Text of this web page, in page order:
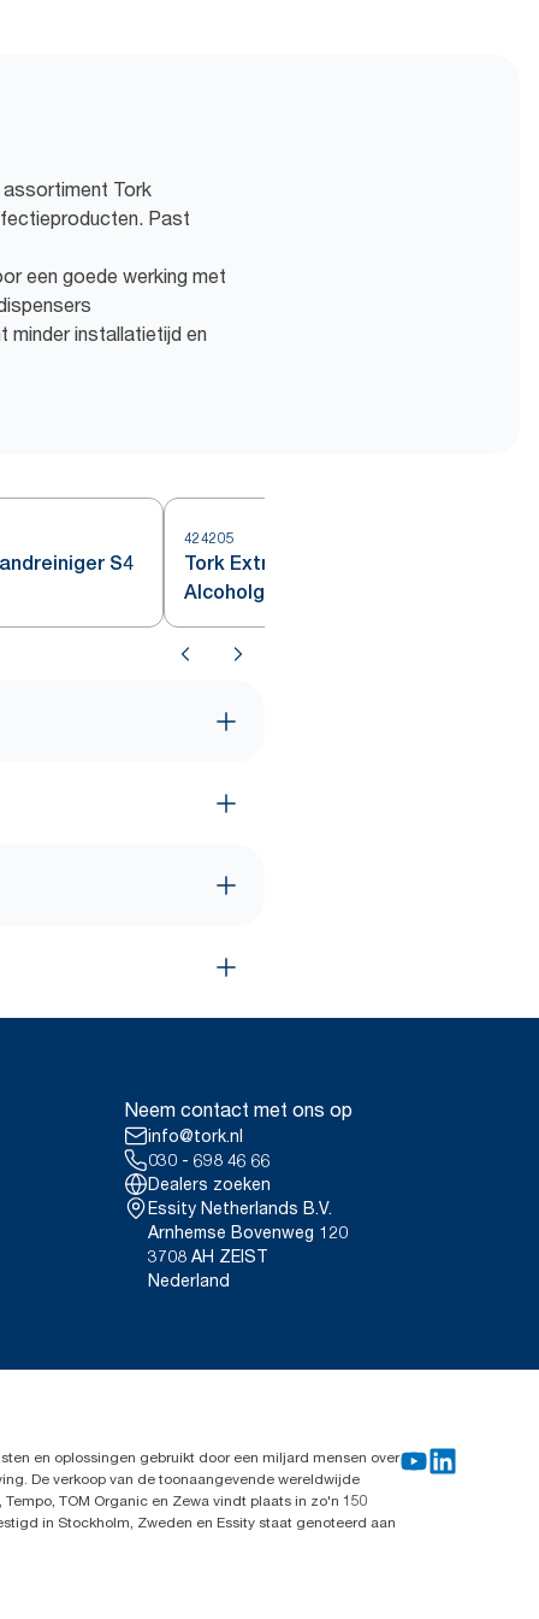
Tork
Past
een goede werking met
minder installatietijd en
S4
424205
Tork Extra Handdesinfectie
Alcoholgel S4
Neem contact met ons op
info@tork.nl
030 - 698 46 66
Dealers zoeken
Essity Netherlands B.V.
Arnhemse Bovenweg 120
3708 AH ZEIST
Nederland
en oplossingen gebruikt door een miljard mensen over
De verkoop van de toonaangevende wereldwijde
TOM Organic en Zewa vindt plaats in zo'n 150
in Stockholm, Zweden en Essity staat genoteerd aan